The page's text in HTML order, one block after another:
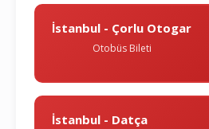
İstanbul - Çorlu Otogar
Otobüs Bileti
İstanbul - Datça